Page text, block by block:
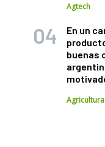
Agtech
En un
buenas
Agricultura